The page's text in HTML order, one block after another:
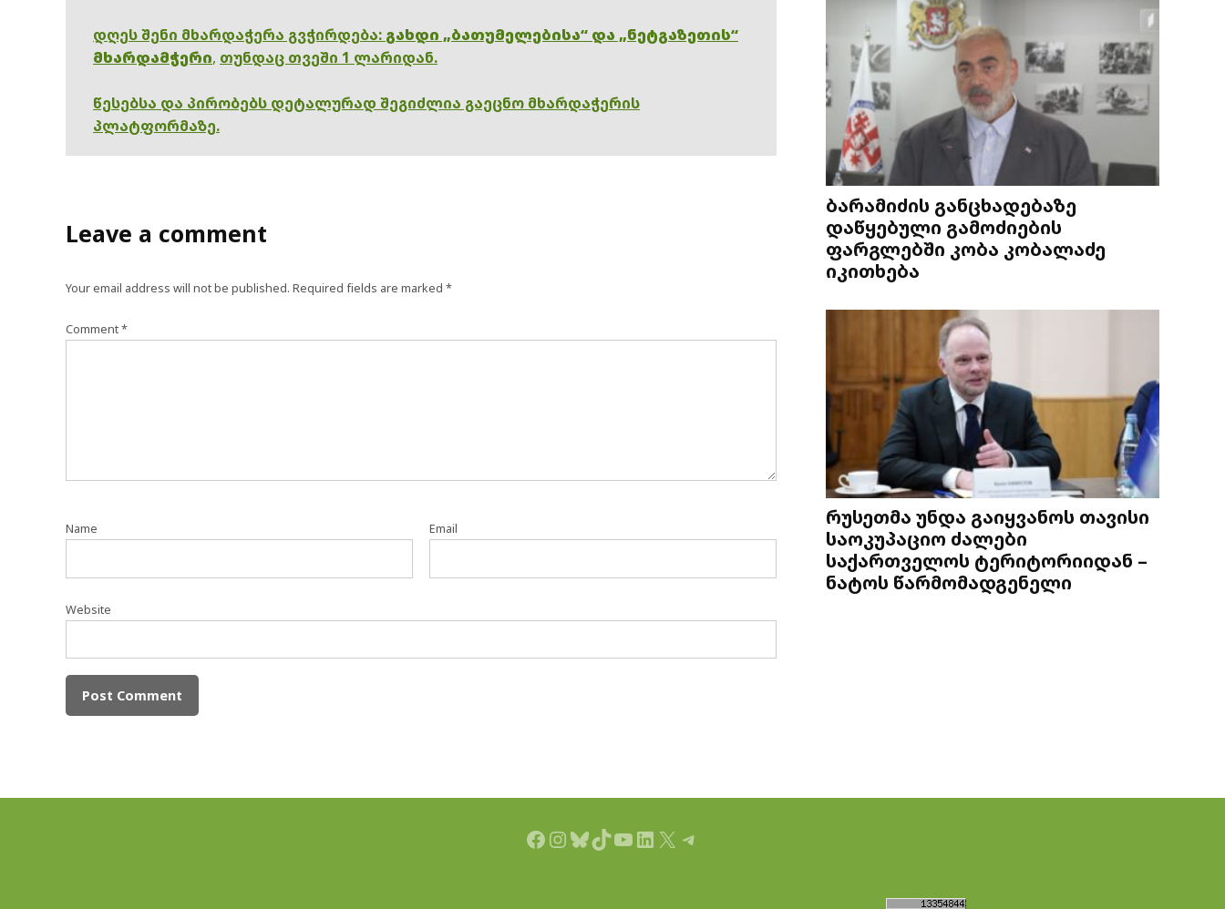
დღეს შენი მხარდაჭერა გვჭირდება: გახდი „ბათუმელებისა“ და „ნეტგაზეთის“
მხარდამჭერი, თუნდაც თვეში 1 ლარიდან.
წესებსა და პირობებს დეტალურად შეგიძლია გაეცნო მხარდაჭერის
პლატფორმაზე.
Leave a comment
Your email address will not be published. Required fields are marked *
Comment*
Name Email
Website
ბარამიძის განცხადებაზე
დაწყებული გამოძიების
ფარგლებში კობა კობალაძე
იკითხება
რუსეთმა უნდა გაიყვანოს თავისი
საოკუპაციო ძალები
საქართველოს ტერიტორიიდან –
ნატოს წარმომადგენელი
Facebook
Instagram
Bluesky
TikTok
YouTube
LinkedIn
X Telegram